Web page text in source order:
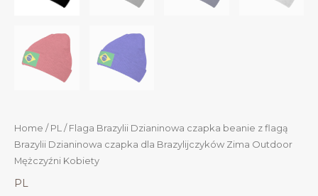
Home / PL / Flaga Brazylii Dzianinowa czapka beanie z flagą
Brazylii Dzianinowa czapka dla Brazylijczyków Zima Outdoor
Mężczyźni Kobiety
PL